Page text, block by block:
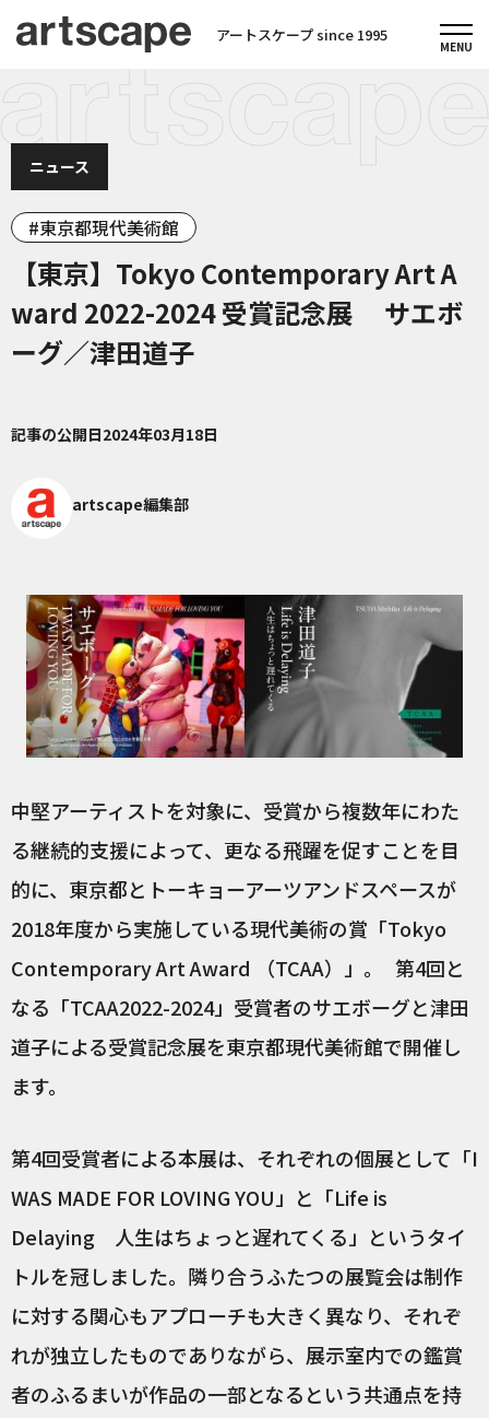
アートスケープ since 1995
ニュース
東京都現代美術館
【東京】Tokyo Contemporary Art A
ward 2022-2024 受賞記念展 サエボ
ーグ／津田道子
記事の公開日2024年03月18日
artscape編集部
中堅アーティストを対象に、受賞から複数年にわた
る継続的支援によって、更なる飛躍を促すことを目
的に、東京都とトーキョーアーツアンドスペースが
2018年度から実施している現代美術の賞「Tokyo
Contemporary Art Award （TCAA）」。 第4回と
なる「TCAA2022-2024」受賞者のサエボーグと津田
道子による受賞記念展を東京都現代美術館で開催し
ます。
第4回受賞者による本展は、それぞれの個展として「I
WAS MADE FOR LOVING YOU」と「Life is
Delaying 人生はちょっと遅れてくる」というタイ
トルを冠しました。隣り合うふたつの展覧会は制作
に対する関心もアプローチも大きく異なり、それぞ
れが独立したものでありながら、展示室内での鑑賞
者のふるまいが作品の一部となるという共通点を持